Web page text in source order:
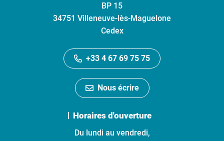
BP 15
34751 Villeneuve-lès-Maguelone
Cedex
+33 4 67 69 75 75
Nous écrire
Horaires d'ouverture
Du lundi au vendredi,